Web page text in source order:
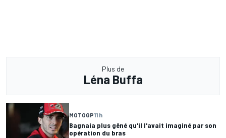
Plus de
Léna Buffa
MOTOGP11 h
Bagnaia plus gêné qu'il l'avait imaginé par son
opération du bras